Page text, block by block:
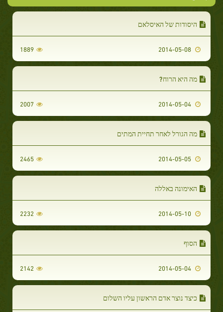
היסודות של האיסלאם
1889
מה היא הרוח?
2007
מה הגורל לאחר תחיית המתים
2465
האימונה באללה
2232
הסוף
2142
כיצד נוצר אדם הראשון עליו השלום